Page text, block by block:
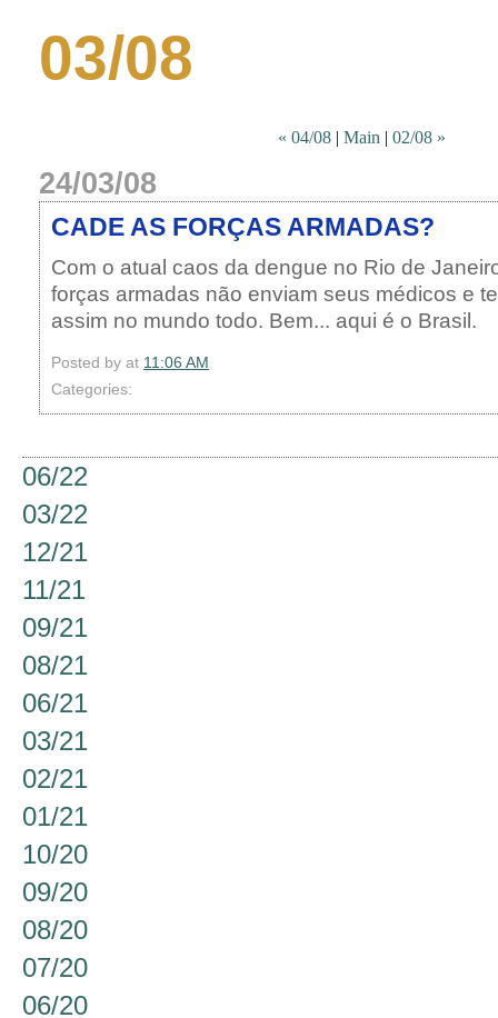
03/08
« 04/08 | Main | 02/08 »
24/03/08
CADE AS FORÇAS ARMADAS?
Com o atual caos da dengue no Rio de
forças armadas não enviam seus médicos e
assim no mundo todo. Bem... aqui é o Brasil.
Posted by at 11:06 AM
Categories:
06/22
03/22
12/21
11/21
09/21
08/21
06/21
03/21
02/21
01/21
10/20
09/20
08/20
07/20
06/20